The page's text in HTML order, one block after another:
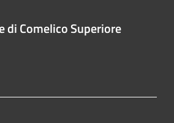
di Comelico Superiore